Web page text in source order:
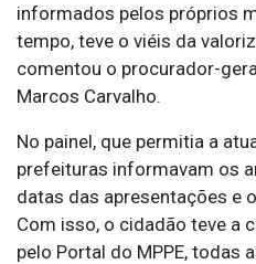
informados pelos próprios
tempo, teve o viéis da
comentou o procurador-
Marcos Carvalho.
No painel, que permitia a
prefeituras informavam os
datas das apresentações e
Com isso, o cidadão teve a
pelo Portal do MPPE, todas